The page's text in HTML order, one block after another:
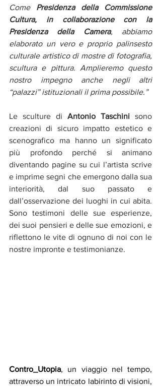
Come Presidenza della Commissione
Cultura, in collaborazione con la
Presidenza della Camera, abbiamo
elaborato un vero e proprio palinsesto
culturale artistico di mostre di fotografia,
scultura e pittura. Amplieremo questo
nostro impegno anche negli altri
“palazzi” istituzionali il prima possibile.”
Le sculture di Antonio Taschini sono
creazioni di sicuro impatto estetico e
scenografico ma hanno un significato
più profondo perché si animano
diventando pagine su cui l’artista scrive
e imprime segni che emergono dalla sua
interiorità, dal suo passato e
dall’osservazione dei luoghi in cui abita.
Sono testimoni delle sue esperienze,
dei suoi pensieri e delle sue emozioni, e
riflettono le vite di ognuno di noi con le
nostre impronte e testimonianze.
Contro­_Utopia, un viaggio nel tempo,
attraverso un intricato labirinto di visioni,